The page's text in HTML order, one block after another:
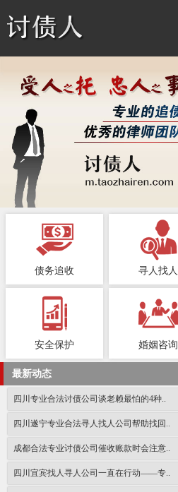
债务追收 寻人找人
安全保护 婚姻咨询
最新动态
四川专业合法讨债公司谈老赖最怕的4种..
四川遂宁专业合法寻人找人公司帮助找回..
成都合法专业讨债公司催收账款时会注意..
四川宜宾找人寻人公司一直在行动——专..